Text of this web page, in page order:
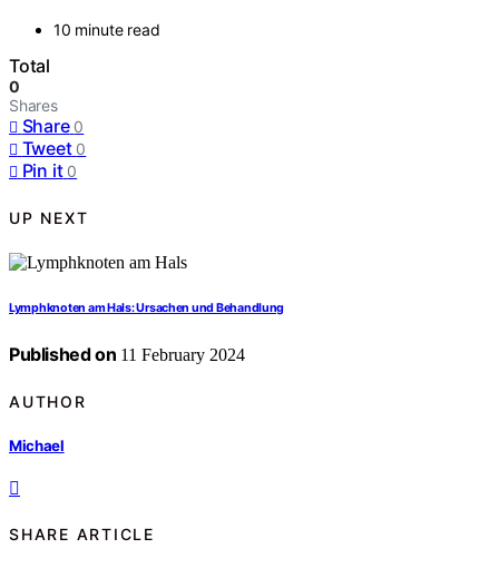
10 minute read
Total
0
Shares
Share 0
Tweet 0
Pin it 0
UP NEXT
Lymphknoten am Hals: Ursachen und Behandlung
Published on 11 February 2024
AUTHOR
Michael
SHARE ARTICLE